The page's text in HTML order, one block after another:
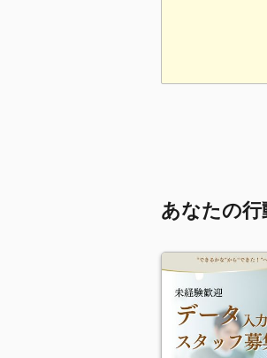
あなたの